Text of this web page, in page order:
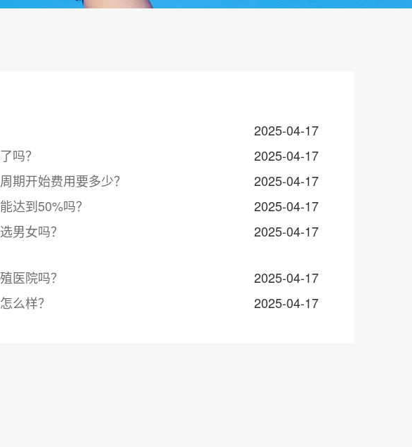
2025-04-17
吗？
2025-04-17
期开始费用要多少？
2025-04-17
达到50%吗？
2025-04-17
男女吗？
2025-04-17
医院吗？
2025-04-17
么样？
2025-04-17